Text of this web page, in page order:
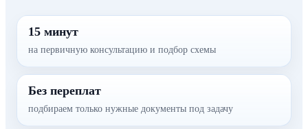
15 минут
на первичную консультацию и подбор схемы
Без переплат
подбираем только нужные документы под задачу